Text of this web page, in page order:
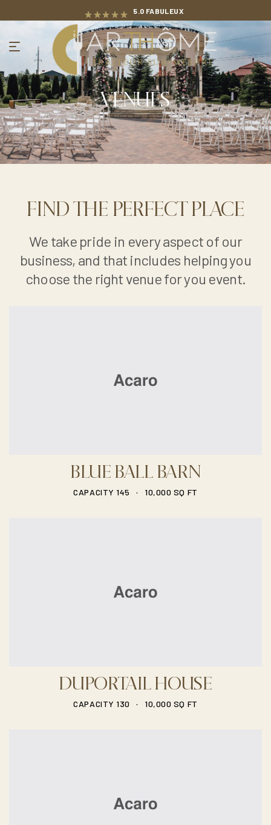
5.0 FABULEUX
VENUES
FIND THE PERFECT PLACE
We take pride in every aspect of our
business, and that includes helping you
choose the right venue for you event.
BLUE BALL BARN
CAPACITY 145 . 10,000 SQ FT
DUPORTAIL HOUSE
CAPACITY 130 . 10,000 SQ FT